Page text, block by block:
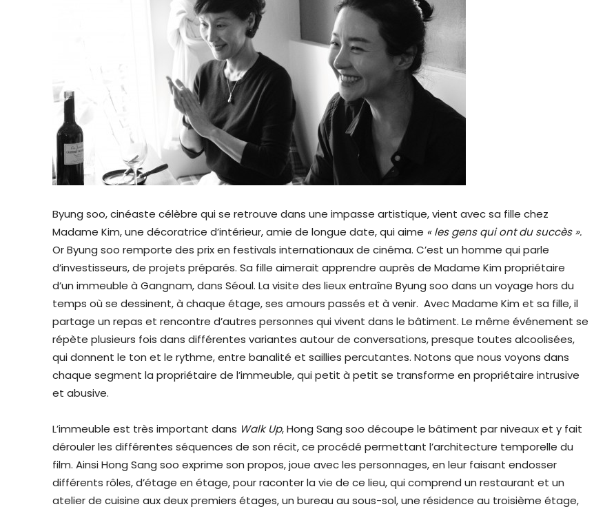
Byung soo, cinéaste célèbre qui se retrouve dans une impasse artistique, vient avec sa fille chez
Madame Kim, une décoratrice d’intérieur, amie de longue date, qui aime « les gens qui ont du succès ».
Or Byung soo remporte des prix en festivals internationaux de cinéma. C’est un homme qui parle
d’investisseurs, de projets préparés. Sa fille aimerait apprendre auprès de Madame Kim propriétaire
d’un immeuble à Gangnam, dans Séoul. La visite des lieux entraîne Byung soo dans un voyage hors du
temps où se dessinent, à chaque étage, ses amours passés et à venir. Avec Madame Kim et sa fille, il
partage un repas et rencontre d’autres personnes qui vivent dans le bâtiment. Le même événement se
répète plusieurs fois dans différentes variantes autour de conversations, presque toutes alcoolisées,
qui donnent le ton et le rythme, entre banalité et saillies percutantes. Notons que nous voyons dans
chaque segment la propriétaire de l’immeuble, qui petit à petit se transforme en propriétaire intrusive
et abusive.
L’immeuble est très important dans Walk Up, Hong Sang soo découpe le bâtiment par niveaux et y fait
dérouler les différentes séquences de son récit, ce procédé permettant l’architecture temporelle du
film. Ainsi Hong Sang soo exprime son propos, joue avec les personnages, en leur faisant endosser
différents rôles, d’étage en étage, pour raconter la vie de ce lieu, qui comprend un restaurant et un
atelier de cuisine aux deux premiers étages, un bureau au sous-sol, une résidence au troisième étage,